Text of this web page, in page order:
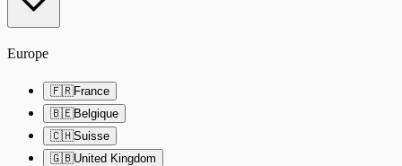
Europe
🇫🇷France
🇧🇪Belgique
🇨🇭Suisse
🇬🇧United Kingdom